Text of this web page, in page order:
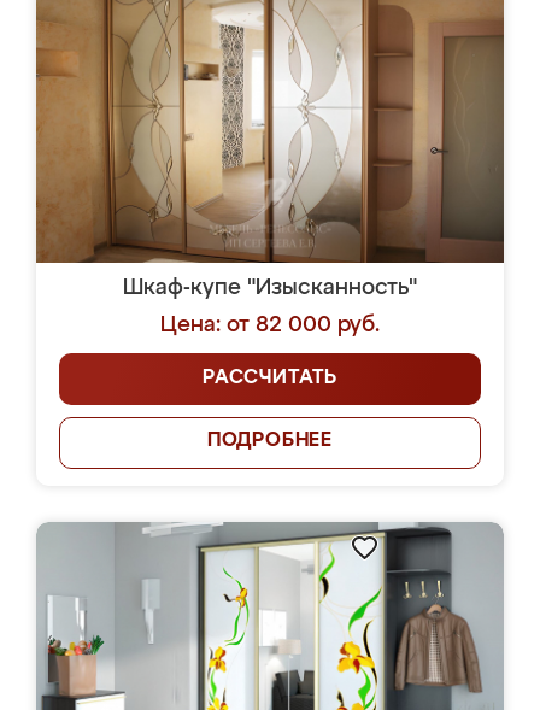
Шкаф-купе "Изысканность"
Цена: от 82 000 руб.
РАССЧИТАТЬ
ПОДРОБНЕЕ